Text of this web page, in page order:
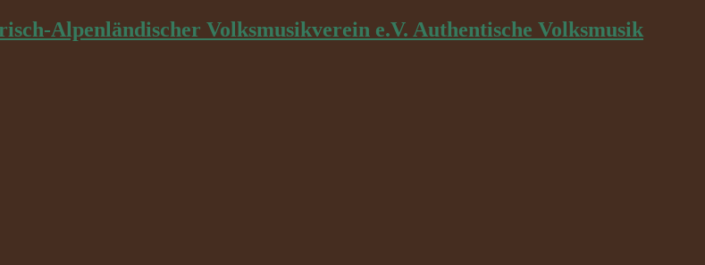
Alpenländischer Volksmusikverein e.V. Authentische Volksmusik